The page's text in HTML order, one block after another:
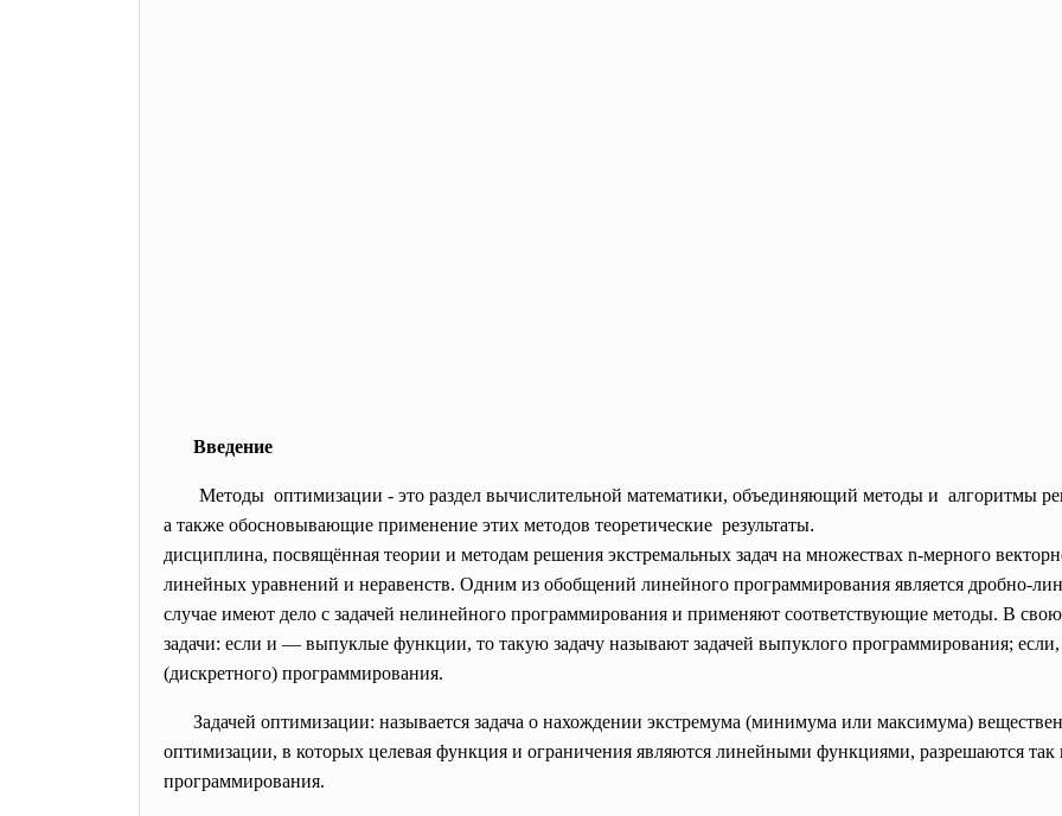
Введение
Методы оптимизации - это раздел вычислительной математики, объединяющий методы и алгоритмы
а также обосновывающие применение этих методов теоретические результаты.
дисциплина, посвящённая теории и методам решения экстремальных задач на множествах n-мерного
линейных уравнений и неравенств. Одним из обобщений линейного программирования является дробно-
случае имеют дело с задачей нелинейного программирования и применяют соответствующие методы. В
задачи: если и — выпуклые функции, то такую задачу называют задачей выпуклого программирования;
(дискретного) программирования.
Задачей оптимизации: называется задача о нахождении экстремума (минимума или максимума)
оптимизации, в которых целевая функция и ограничения являются линейными функциями, разрешаются
программирования.